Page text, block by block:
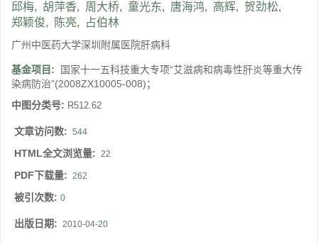
邱梅, 胡萍香, 周大桥, 童光东, 唐海鸿, 高辉, 贺劲松,
郑颖俊, 陈亮, 占伯林
广州中医药大学深圳附属医院肝病科
基金项目:
国家十一五科技重大专项“艾滋病和病毒性肝炎等重大传
染病防治”(2008ZX10005-008)；
中图分类号: R512.62
文章访问数: 544
HTML全文浏览量: 22
PDF下载量: 262
被引次数: 0
出版日期: 2010-04-20